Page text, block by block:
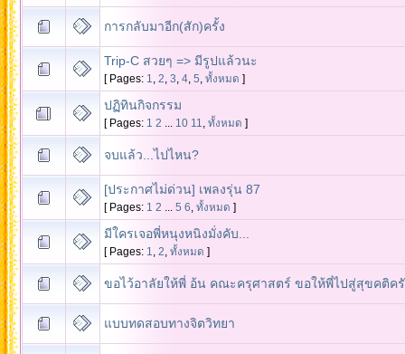
การกลับมาอีก(สัก)ครั้ง
Trip-C สวยๆ => มีรูปแล้วนะ
[ Pages: 1 2 3 4, 5 ทั้งหมด ]
ปฏิทินกิจกรรม
[ Pages: 1 2 10 11 ทั้งหมด ]
จบแล้ว...ไปไหน?
[ประกาศไม่ด่วน] เพลงรุ่น 87
[ Pages: 1 2 5 6 ทั้งหมด ]
มีใครเจอพี่หนุงหนิงมั่งคับ...
[ Pages: 1 2 ทั้งหมด ]
ขอไว้อาลัยให้พี่ อ้น คณะครุศาสตร์ ขอให้พี่ไปสู่สุขคติค
แบบทดสอบทางจิตวิทยา